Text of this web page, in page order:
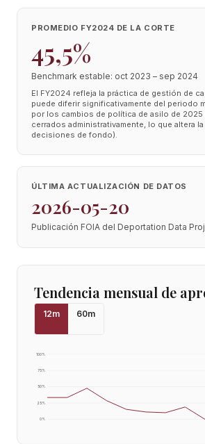
PROMEDIO FY2024 DE LA CORTE
45,5%
Benchmark estable: oct 2023 – sep 2024
El FY2024 refleja la práctica de gestión de
puede diferir significativamente del periodo
por los cambios de política de asilo de 2025
cerrados administrativamente, lo que altera la
decisiones de fondo).
ÚLTIMA ACTUALIZACIÓN DE DATOS
2026-05-20
Publicación FOIA del Deportation Data
Tendencia mensual de
12m 60m
0%
25%
50%
75%
100%